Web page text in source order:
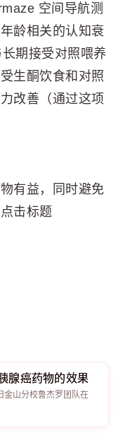
空间导航测
龄相关的认知衰
期接受对照喂养
生酮饮食和对照
改善（通过这项
有益，同时避免
击标题
腺癌药物的效果
金山分校鲁杰罗团队在